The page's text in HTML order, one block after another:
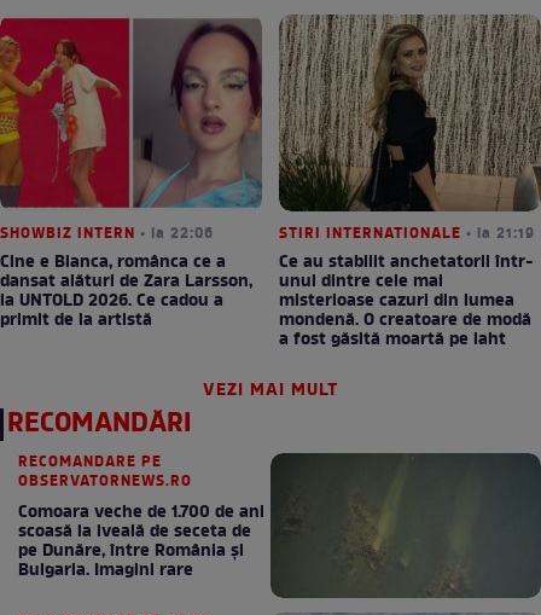
SHOWBIZ INTERN • la 22:06
Cine e Bianca, românca ce a
dansat alături de Zara Larsson,
la UNTOLD 2026. Ce cadou a
primit de la artistă
STIRI INTERNATIONALE • la 21:19
Ce au stabilit anchetatorii într-
unul dintre cele mai
misterioase cazuri din lumea
mondenă. O creatoare de modă
a fost găsită moartă pe iaht
VEZI MAI MULT
RECOMANDĂRI
RECOMANDARE PE
OBSERVATORNEWS.RO
Comoara veche de 1.700 de ani
scoasă la iveală de seceta de
pe Dunăre, între România şi
Bulgaria. Imagini rare